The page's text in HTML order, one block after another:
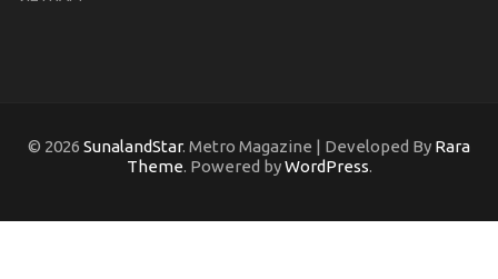
© 2026 SunalandStar. Metro Magazine | Developed By Rara
Theme. Powered byWordPress.